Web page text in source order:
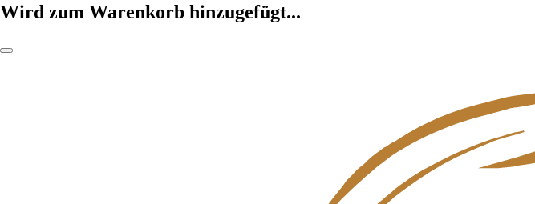
Wird zum Warenkorb hinzugefügt...